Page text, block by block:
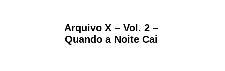
Arquivo X – Vol. 2 –
Quando a Noite Cai